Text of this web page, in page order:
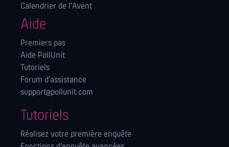
Calendrier de l'Avent
Aide
Premiers pas
Aide PollUnit
Tutoriels
Forum d’assistance
support@pollunit.com
Tutoriels
Réalisez votre première enquête